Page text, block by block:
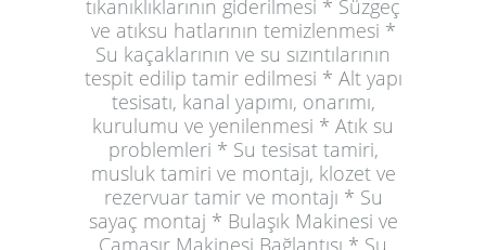
tıkanıklıklarının giderilmesi * Süzgeç
ve atıksu hatlarının temizlenmesi *
Su kaçaklarının ve su sızıntılarının
tespit edilip tamir edilmesi * Alt yapı
tesisatı, kanal yapımı, onarımı,
kurulumu ve yenilenmesi * Atık su
problemleri * Su tesisat tamiri,
musluk tamiri ve montajı, klozet ve
rezervuar tamir ve montajı * Su
sayaç montaj * Bulaşık Makinesi ve
Çamaşır Makinesi Bağlantısı * Su